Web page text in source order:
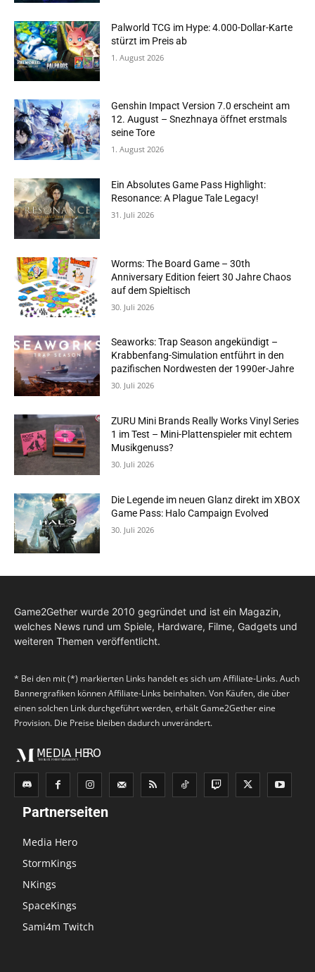
Palworld TCG im Hype: 4.000-Dollar-Karte
stürzt im Preis ab
1. August 2026
Genshin Impact Version 7.0 erscheint am
12. August – Snezhnaya öffnet erstmals
seine Tore
1. August 2026
Ein Absolutes Game Pass Highlight:
Resonance: A Plague Tale Legacy!
31. Juli 2026
Worms: The Board Game – 30th
Anniversary Edition feiert 30 Jahre Chaos
auf dem Spieltisch
30. Juli 2026
Seaworks: Trap Season angekündigt –
Krabbenfang-Simulation entführt in den
pazifischen Nordwesten der 1990er-Jahre
30. Juli 2026
ZURU Mini Brands Really Works Vinyl Series
1 im Test – Mini-Plattenspieler mit echtem
Musikgenuss?
30. Juli 2026
Die Legende im neuen Glanz direkt im XBOX
Game Pass: Halo Campaign Evolved
30. Juli 2026
Game2Gether wurde 2010 gegründet und ist ein Magazin,
welches News rund um Spiele, Hardware, Filme, Gadgets und
weiteren Themen veröffentlicht.
* Bei den mit (*) markierten Links handelt es sich um Affiliate-Links. Auch
Bannergrafiken können Affiliate-Links beinhalten. Von Käufen, die über
einen solchen Link durchgeführt werden, erhält Game2Gether eine
Provision. Die Preise bleiben dadurch unverändert.
Partnerseiten
Media Hero
StormKings
NKings
SpaceKings
Sami4m Twitch